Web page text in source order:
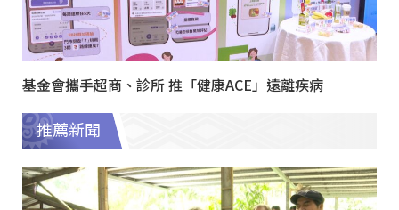
基金會攜手超商、診所 推「健康ACE」遠離疾病
推薦新聞